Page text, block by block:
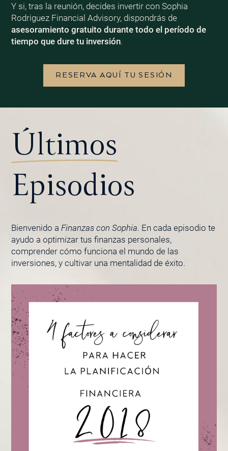
Y si, tras la reunión, decides invertir con Sophia
Rodriguez Financial Advisory, dispondrás de
asesoramiento gratuito durante todo el período de
tiempo que dure tu inversión.
RESERVA AQUÍ TU SESIÓN
Últimos
Episodios
Bienvenido a Finanzas con Sophia. En cada episodio te
ayudo a optimizar tus finanzas personales,
comprender cómo funciona el mundo de las
inversiones, y cultivar una mentalidad de éxito.